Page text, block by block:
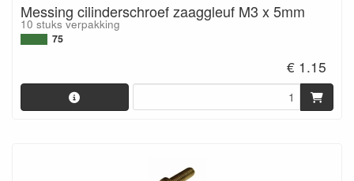
Messing cilinderschroef zaaggleuf M3 x 5mm
10 stuks verpakking
75
€ 1.15